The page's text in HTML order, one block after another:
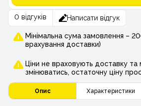
0 відгуків Написати відгук
Мінімальна сума замовлення –
врахування доставки)
Ціни не враховують доставку та
змінюватись, остаточну ціну
Опис Характеристики